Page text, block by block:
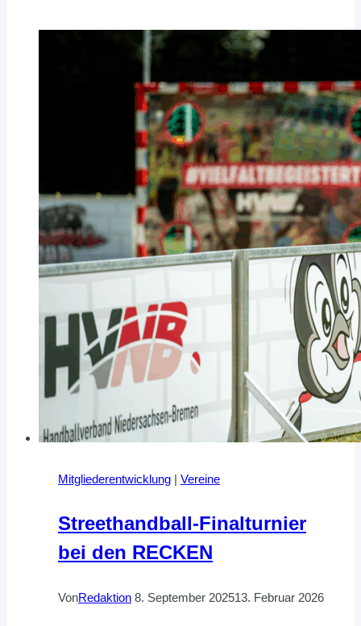
Walch
dabei
Mitgliederentwicklung | Vereine
Streethandball-Finalturnier
bei den RECKEN
VonRedaktion 8. September 202513. Februar 2026